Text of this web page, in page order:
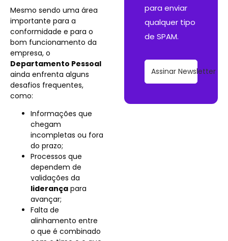
Mesmo sendo uma área
importante para a
conformidade e para o
bom funcionamento da
empresa, o
Departamento Pessoal
ainda enfrenta alguns
desafios frequentes,
como:
Informações que
chegam
incompletas ou fora
do prazo;
Processos que
dependem de
validações da
liderança para
avançar;
Falta de
alinhamento entre
o que é combinado
para enviar
qualquer tipo
de SPAM.
Assinar Newsletter